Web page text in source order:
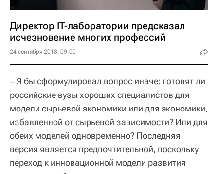
Директор IT-лаборатории предсказал
исчезновение многих профессий
24 сентября 2018, 09:00
‒ Я бы сформулировал вопрос иначе: готовят ли
российские вузы хороших специалистов для
модели сырьевой экономики или для экономики,
избавленной от сырьевой зависимости? Или для
обеих моделей одновременно? Последняя
версия является предпочтительной, поскольку
переход к инновационной модели развития